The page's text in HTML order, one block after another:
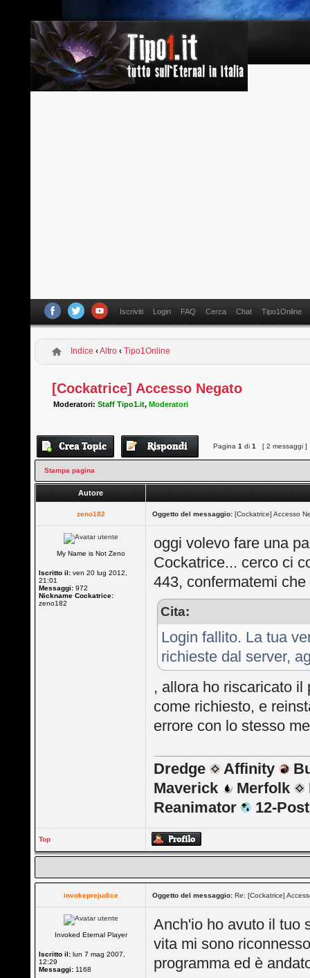
Iscriviti Login FAQ Cerca Chat Tipo1Online
Indice ‹Altro ‹ Tipo1Online
[Cockatrice] Accesso Negato
Moderatori:Staff Tipo1.it,Moderatori
Pagina1 di1 [ 2 messaggi ]
Stampa pagina
Autore
zeno182 Oggetto del messaggio: [Cockatrice] Accesso
My Name is Not Zeno
Iscritto il: ven 20 lug 2012,
21:01
Messaggi: 972
Nickname Cockatrice:
zeno182
oggi volevo fare una
Cockatrice... cerco ci
443, confermatemi
Cita:
Login fallito. La tua
richieste dal server,
, allora ho riscaricato
come richiesto, e
errore con lo stesso
Dredge Affinity
Maverick
Merfolk
Reanimator
12-
Top
invokeprejudice Oggetto del messaggio: Re: [Cockatrice]
Invoked Eternal Player
Iscritto il: lun 7 mag 2007,
12:29
Messaggi: 1168
Anch'io ho avuto il tuo
vita mi sono
programma ed è